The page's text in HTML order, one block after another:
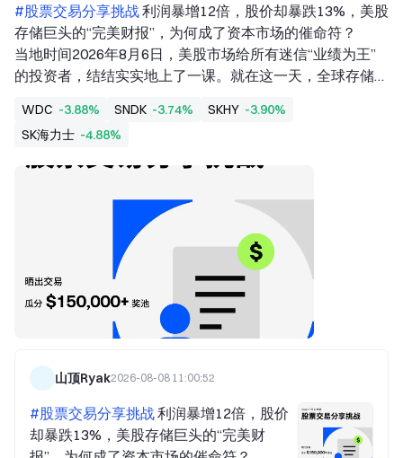
#股票交易分享挑战 利润暴增12倍，股价却暴跌13%，美股
存储巨头的“完美财报”，为何成了资本市场的催命符？
当地时间2026年8月6日，美股市场给所有迷信“业绩为王”
的投资者，结结实实地上了一课。就在这一天，全球存储巨
暴增12倍，闪迪营收同比飙升372%，毛利率更是冲上了
80%以上的历史极值。如果只看这些数字，这分明是一台台
全速运转的印钞机。然而，资本市场的反应却极其冷酷。西
巨头集体跳水。恐慌情绪甚至跨越太平洋，在亚太市场引发
了连锁反应。一边是产业端“供不应求、利润爆表”的狂欢，
另一边却是二级市场“用脚投票、踩踏出逃”的惨烈。
这种极具戏剧性的撕裂感，究竟藏着怎样的底层逻辑？
01. “无懈可击”的预期
很多普通投资者看得一头雾水：既然AI需求那么旺盛，大厂
利润那么高，为什么股价反而扛不住？这里其实藏着产业现
里，当一个行业的毛利率被推到80%以上的绝对极值时，市
价。对于已经年内涨幅超400%的闪迪和涨幅近200%的西
部数据来说，过去几个季度的利好早已被各路资金挤爆。此
WDC -3.88% SNDK -3.74% SKHY -3.90%
SK海力士 -4.88%
山顶Ryak2026-08-08 11:00:52
#股票交易分享挑战利润暴增12倍，股价
却暴跌13%，美股存储巨头的“完美财